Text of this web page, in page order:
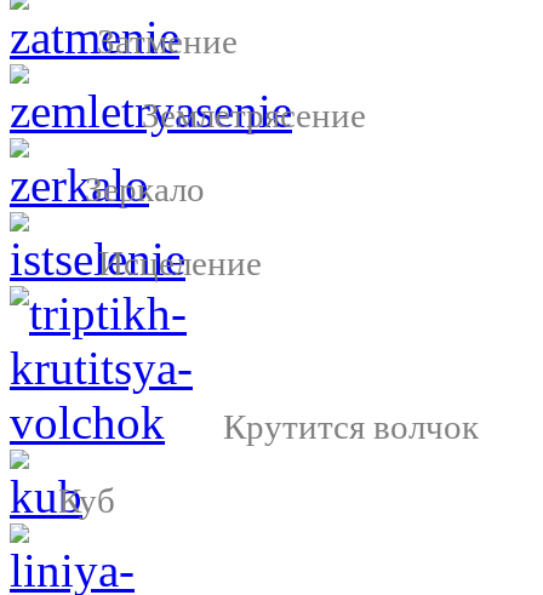
Затмение
Землетрясение
Зеркало
Исцеление
Крутится волчок
Куб